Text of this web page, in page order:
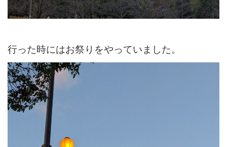
行った時にはお祭りをやっていました。